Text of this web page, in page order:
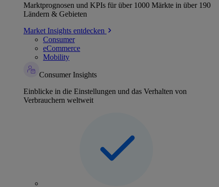
Marktprognosen und KPIs für über 1000 Märkte in über 190
Ländern & Gebieten
Market Insights entdecken
Consumer
eCommerce
Mobility
Consumer Insights
Einblicke in die Einstellungen und das Verhalten von
Verbrauchern weltweit